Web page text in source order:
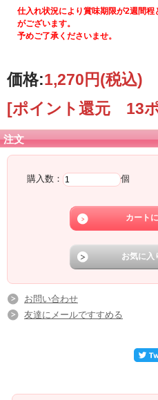
仕入れ状況により賞味期限が2週間程
がございます。
予めご了承くださいませ。
価格:1,270円(税込)
[ポイント還元 13
注文
購入数： 個
お問い合わせ
友達にメールですすめる